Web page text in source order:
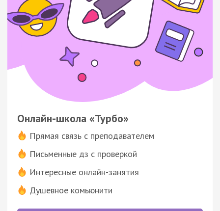
Онлайн-школа «Турбо»
Прямая связь с преподавателем
Письменные дз с проверкой
Интересные онлайн-занятия
Душевное комьюнити